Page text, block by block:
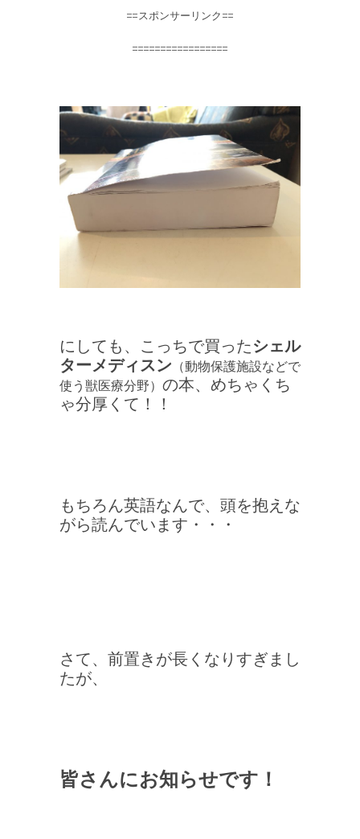
==スポンサーリンク==
=================
にしても、こっちで買ったシェル
ターメディスン （動物保護施設などで
使う獣医療分野） の本、めちゃくち
ゃ分厚くて！！
もちろん英語なんで、頭を抱えな
がら読んでいます・・・
さて、前置きが長くなりすぎまし
たが、
皆さんにお知らせです！